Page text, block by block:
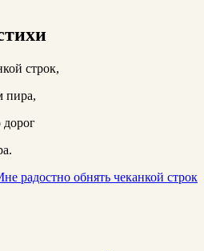
строк,
пира,
радостно обнять чеканкой строк